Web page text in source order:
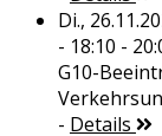
Di.,
- 18:10 -
G10-
- Details